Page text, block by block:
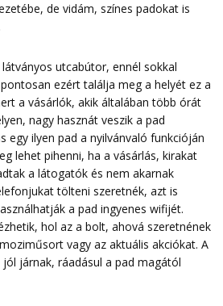
de vidám, színes padokat is
utcabútor, ennél sokkal
ezért találja meg a helyét ez a
a vásárlók, akik általában több órát
nagy hasznát veszik a pad
egy ilyen pad a nyilvánvaló funkcióján
lehet pihenni, ha a vásárlás, kirakat
a látogatók és nem akarnak
tölteni szeretnék, azt is
a pad ingyenes wifijét.
hol az a bolt, ahová szeretnének
vagy az aktuális akciókat. A
járnak, ráadásul a pad magától